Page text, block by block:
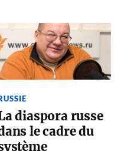
diaspora russe
le cadre du